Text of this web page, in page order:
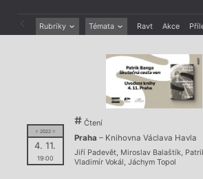
Rubriky Témata Ravt Akce
Drobná publicistika
Rozhovory
Historie kolonialismu
Dokument
Výroční ceny
= 2022 =
4. 11.
19:00
Čtení
Praha – Knihovna Václava Havla
Jiří Padevět, Miroslav Balaštík,
Vladimír Vokál, Jáchym Topol